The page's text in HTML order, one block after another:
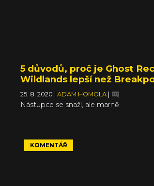
5 důvodů, proč je Ghost
Wildlands lepší než
25. 8. 2020 ADAM HOMOLA
Nástupce se snaží, ale marně
KOMENTÁŘ